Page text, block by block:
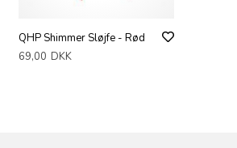
QHP Shimmer Sløjfe - Rød
69,00 DKK